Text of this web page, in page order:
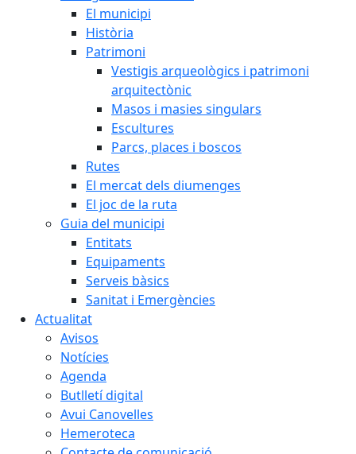
El municipi
Història
Patrimoni
Vestigis arqueològics i patrimoni
arquitectònic
Masos i masies singulars
Escultures
Parcs, places i boscos
Rutes
El mercat dels diumenges
El joc de la ruta
Guia del municipi
Entitats
Equipaments
Serveis bàsics
Sanitat i Emergències
Actualitat
Avisos
Notícies
Agenda
Butlletí digital
Avui Canovelles
Hemeroteca